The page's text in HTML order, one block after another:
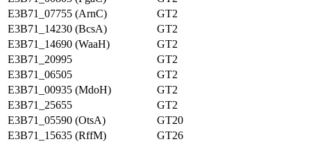
E3B71_07755 (ArnC)
GT2
E3B71_14230 (BcsA)
GT2
E3B71_14690 (WaaH)
GT2
E3B71_20995
GT2
E3B71_06505
GT2
E3B71_00935 (MdoH)
GT2
E3B71_25655
GT2
E3B71_05590 (OtsA)
GT20
E3B71_15635 (RffM)
GT26